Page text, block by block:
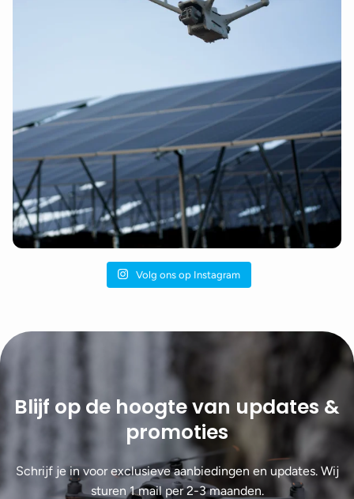
Volg ons op Instagram
Blijf op de hoogte van updates &
promoties
Schrijf je in voor exclusieve aanbiedingen en updates. Wij
sturen 1 mail per 2-3 maanden.